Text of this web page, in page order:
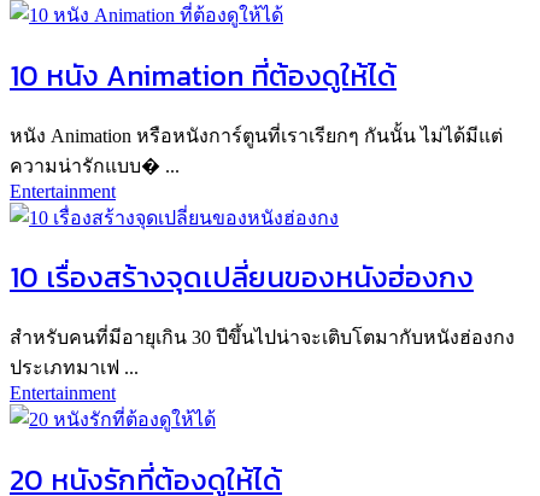
10 หนัง Animation ที่ต้องดูให้ได้
หนัง Animation หรือหนังการ์ตูนที่เราเรียกๆ กันนั้น ไม่ได้มีแต่
ความน่ารักแบบ� ...
Entertainment
10 เรื่องสร้างจุดเปลี่ยนของหนังฮ่องกง
สำหรับคนที่มีอายุเกิน 30 ปีขึ้นไปน่าจะเติบโตมากับหนังฮ่องกง
ประเภทมาเฟ ...
Entertainment
20 หนังรักที่ต้องดูให้ได้